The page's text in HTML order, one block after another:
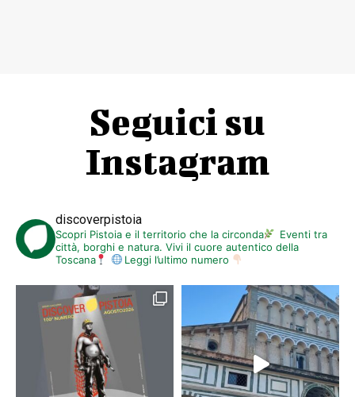
Seguici su
Instagram
discoverpistoia
Scopri Pistoia e il territorio che la circonda
Eventi tra
città, borghi e natura. Vivi il cuore autentico della
Toscana
Leggi l’ultimo numero